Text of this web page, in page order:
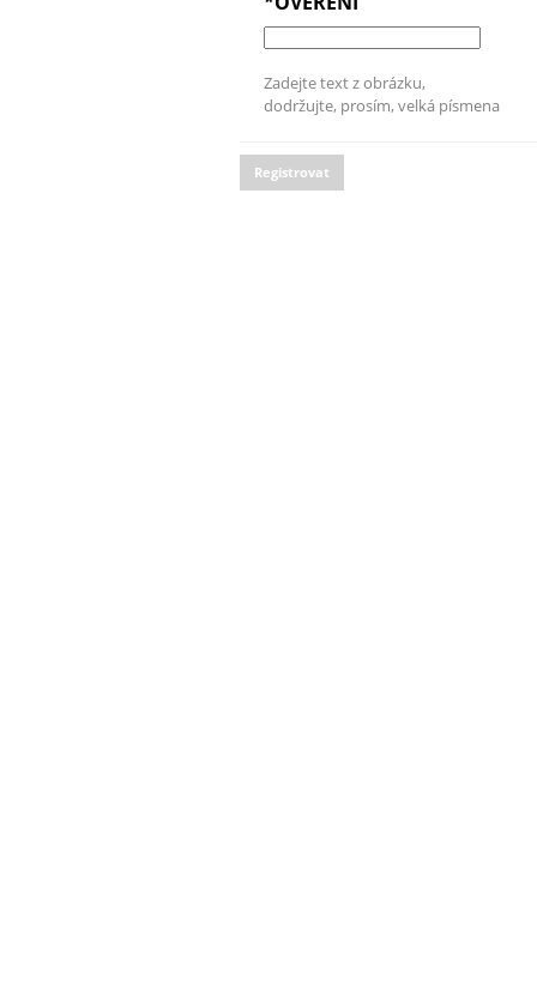
Zadejte text z obrázku,
dodržujte, prosím, velká písmena
Registrovat